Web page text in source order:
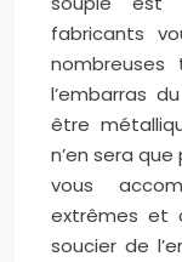
fabricants
nombreuses
l’embarras
être
n’en sera
vous
extrêmes et
soucier de